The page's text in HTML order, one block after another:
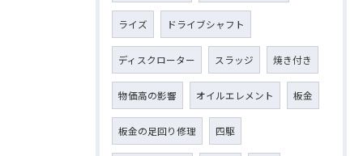
ライズ ドライブシャフト
ディスクローター スラッジ 焼き付き
物価高の影響 オイルエレメント 板金
板金の足回り修理 四駆